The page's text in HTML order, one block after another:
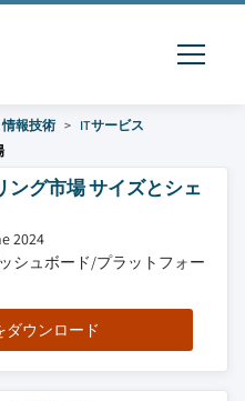
情報技術
ITサービス
ング市場 サイズとシェ
2024
シュボード/プラットフォー
ダウンロード